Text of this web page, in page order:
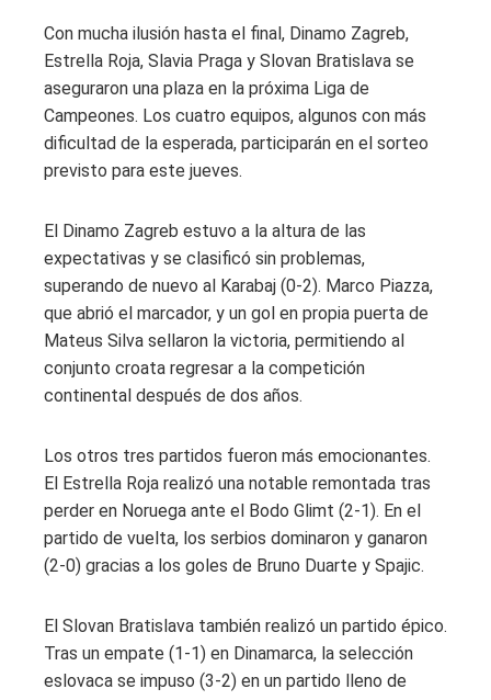
Con mucha ilusión hasta el final, Dinamo Zagreb,
Estrella Roja, Slavia Praga y Slovan Bratislava se
aseguraron una plaza en la próxima Liga de
Campeones. Los cuatro equipos, algunos con más
dificultad de la esperada, participarán en el sorteo
previsto para este jueves.
El Dinamo Zagreb estuvo a la altura de las
expectativas y se clasificó sin problemas,
superando de nuevo al Karabaj (0-2). Marco Piazza,
que abrió el marcador, y un gol en propia puerta de
Mateus Silva sellaron la victoria, permitiendo al
conjunto croata regresar a la competición
continental después de dos años.
Los otros tres partidos fueron más emocionantes.
El Estrella Roja realizó una notable remontada tras
perder en Noruega ante el Bodo Glimt (2-1). En el
partido de vuelta, los serbios dominaron y ganaron
(2-0) gracias a los goles de Bruno Duarte y Spajic.
El Slovan Bratislava también realizó un partido épico.
Tras un empate (1-1) en Dinamarca, la selección
eslovaca se impuso (3-2) en un partido lleno de